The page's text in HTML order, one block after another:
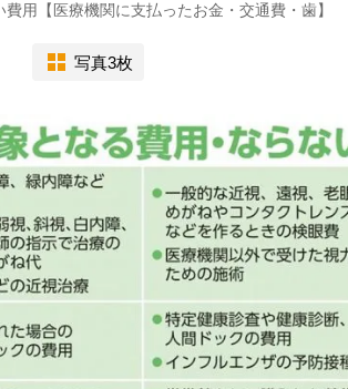
用【医療機関に支払ったお金・交通費・歯】
写真3枚